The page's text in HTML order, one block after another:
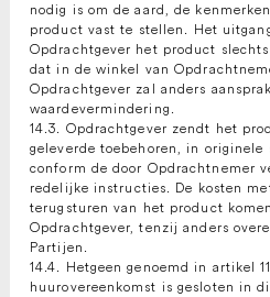
nodig is om de aard, de
product vast te stellen. Het
Opdrachtgever het product
dat in de winkel van
Opdrachtgever zal anders
waardevermindering.
14.3. Opdrachtgever zendt het
geleverde toebehoren, in originele
conform de door Opdrachtnemer
redelijke instructies. De kosten
terugsturen van het product
Opdrachtgever, tenzij anders
Partijen.
14.4. Hetgeen genoemd in artikel
huurovereenkomst is gesloten in